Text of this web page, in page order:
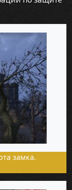
замка.